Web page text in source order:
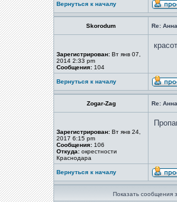
Вернуться к началу
Skorodum Re:
Зарегистрирован: Вт янв 07,
2014 2:33 pm
Сообщения: 104
Вернуться к началу
Zogar-Zag Re:
Зарегистрирован: Вт янв 24,
2017 6:15 pm
Сообщения: 106
Откуда: окрестности
Краснодара
Вернуться к началу
Показать сообщения